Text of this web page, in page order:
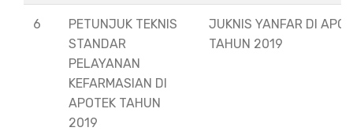
6
PETUNJUK TEKNIS
STANDAR
PELAYANAN
KEFARMASIAN DI
APOTEK TAHUN
2019
JUKNIS YANFAR DI
TAHUN 2019